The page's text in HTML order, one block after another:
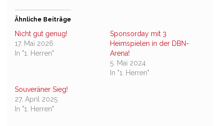
Ähnliche Beiträge
Nicht gut genug!
17. Mai 2026
In "1. Herren"
Sponsorday mit 3
Heimspielen in der DBN-
Arena!
5. Mai 2024
In "1. Herren"
Souveräner Sieg!
27. April 2025
In "1. Herren"